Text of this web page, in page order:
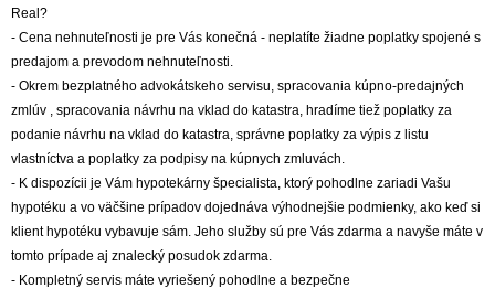
Real?
- Cena nehnuteľnosti je pre Vás konečná - neplatíte žiadne poplatky spojené s
predajom a prevodom nehnuteľnosti.
- Okrem bezplatného advokátskeho servisu, spracovania kúpno-predajných
zmlúv , spracovania návrhu na vklad do katastra, hradíme tiež poplatky za
podanie návrhu na vklad do katastra, správne poplatky za výpis z listu
vlastníctva a poplatky za podpisy na kúpnych zmluvách.
- K dispozícii je Vám hypotekárny špecialista, ktorý pohodlne zariadi Vašu
hypotéku a vo väčšine prípadov dojednáva výhodnejšie podmienky, ako keď si
klient hypotéku vybavuje sám. Jeho služby sú pre Vás zdarma a navyše máte v
tomto prípade aj znalecký posudok zdarma.
- Kompletný servis máte vyriešený pohodlne a bezpečne